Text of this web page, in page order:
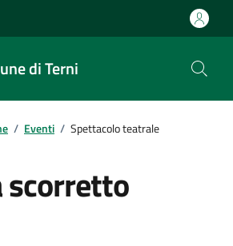
di Terni
/ Eventi / Spettacolo teatrale